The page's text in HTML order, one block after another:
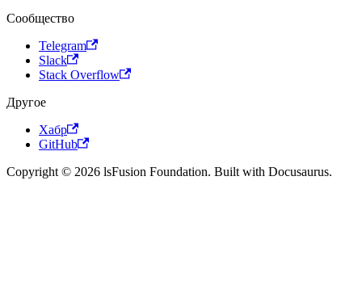
Сообщество
Telegram
Slack
Stack Overflow
Другое
Хабр
GitHub
Copyright © 2026 lsFusion Foundation. Built with Docusaurus.